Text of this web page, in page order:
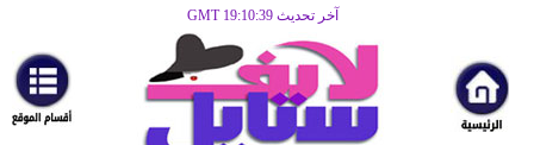
آخر تحديث GMT 19:10:39
مرأة
أزياء